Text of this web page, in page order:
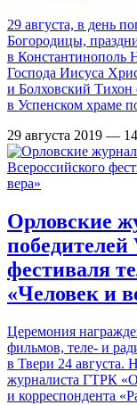
29 августа, в день
Богородицы,
в Константинополь
Господа Иисуса
и Болховский
в Успенском храме
29 августа 2019 —
Орловские
победителей
фестиваля
«Человек и
Церемония
фильмов, теле- и
в Твери 24 августа.
журналиста ГТРК
и корреспондента